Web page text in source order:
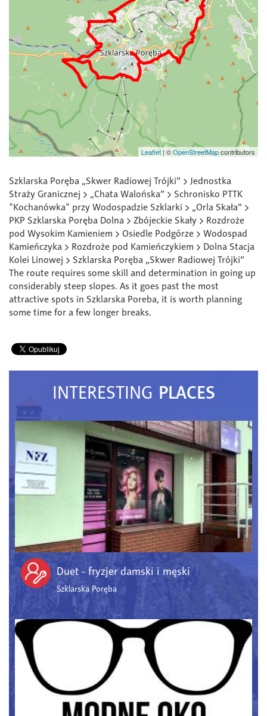
Leaflet | ©OpenStreetMapcontributors
Szklarska Poręba „Skwer Radiowej Trójki” > Jednostka
Straży Granicznej > „Chata Walońska” > Schronisko PTTK
"Kochanówka" przy Wodospadzie Szklarki > „Orla Skała” >
PKP Szklarska Poręba Dolna > Zbójeckie Skały > Rozdroże
pod Wysokim Kamieniem > Osiedle Podgórze > Wodospad
Kamieńczyka > Rozdroże pod Kamieńczykiem > Dolna Stacja
Kolei Linowej > Szklarska Poręba „Skwer Radiowej Trójki”
The route requires some skill and determination in going up
considerably steep slopes. As it goes past the most
attractive spots in Szklarska Poreba, it is worth planning
some time for a few longer breaks.
INTERESTING PLACES
Duet - fryzjer damski i męski
Szklarska Poręba